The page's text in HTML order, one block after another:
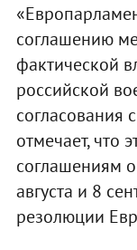
соглашению
фактической
российской
согласования
отмечает, что
соглашениям
августа и 8
резолюции